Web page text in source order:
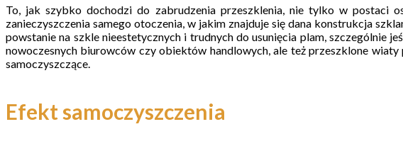
To, jak szybko dochodzi do zabrudzenia przeszklenia, nie tylko w postaci
zanieczyszczenia samego otoczenia, w jakim znajduje się dana konstrukcja
powstanie na szkle nieestetycznych i trudnych do usunięcia plam, szczególnie
nowoczesnych biurowców czy obiektów handlowych, ale też przeszklone
samoczyszczące.
Efekt samoczyszczenia